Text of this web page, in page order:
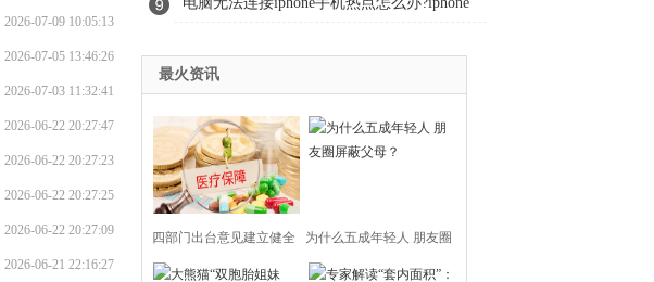
2026-07-09 10:05:13
2026-07-05 13:46:26
2026-07-03 11:32:41
2026-06-22 20:27:47
2026-06-22 20:27:23
2026-06-22 20:27:25
2026-06-22 20:27:09
2026-06-21 22:16:27
最火资讯
四部门出台意见建立健全 为什么五成年轻人 朋友圈